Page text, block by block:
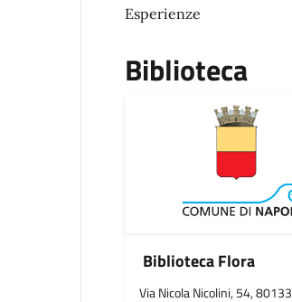
Esperienze
Biblioteca
Biblioteca Flora
Via Nicola Nicolini, 54, 80133